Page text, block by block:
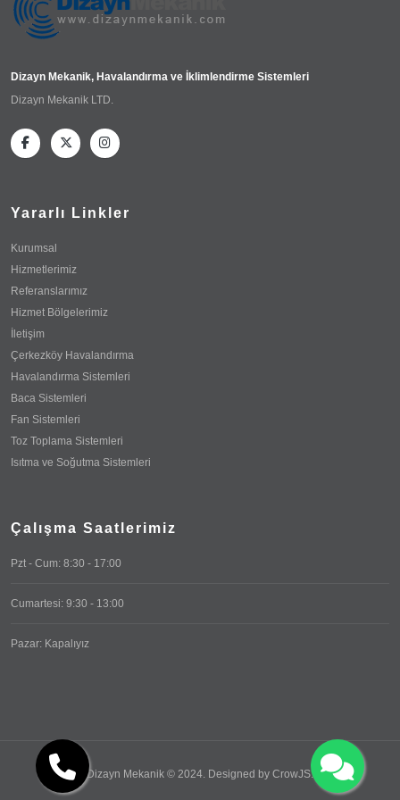
Dizayn Mekanik, Havalandırma ve İklimlendirme Sistemleri
Dizayn Mekanik LTD.
Yararlı Linkler
Kurumsal
Hizmetlerimiz
Referanslarımız
Hizmet Bölgelerimiz
İletişim
Çerkezköy Havalandırma
Havalandırma Sistemleri
Baca Sistemleri
Fan Sistemleri
Toz Toplama Sistemleri
Isıtma ve Soğutma Sistemleri
Çalışma Saatlerimiz
Pzt - Cum: 8:30 - 17:00
Cumartesi: 9:30 - 13:00
Pazar: Kapalıyız
Dizayn Mekanik © 2024. Designed by CrowJS.